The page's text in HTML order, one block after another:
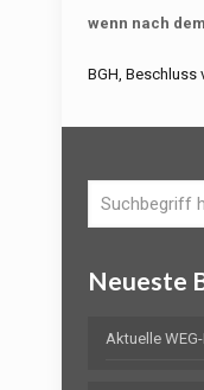
wenn nach
BGH, Beschluss
Neueste
Aktuelle